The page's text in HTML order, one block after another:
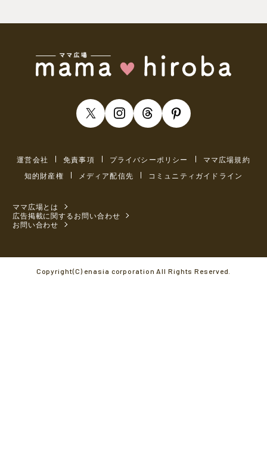
運営会社 免責事項 プライバシーポリシー
ママ広場規約
知的財産権
メディア配信先 コミュニティガイドライン
ママ広場とは
広告掲載に関するお問い合わせ
お問い合わせ
Copyright(C) enasia corporation All Rights Reserved.